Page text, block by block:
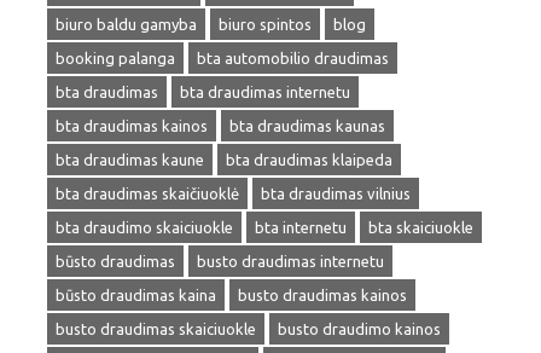
biuro baldu gamyba
biuro spintos
blog
booking palanga
bta automobilio draudimas
bta draudimas
bta draudimas internetu
bta draudimas kainos
bta draudimas kaunas
bta draudimas kaune
bta draudimas klaipeda
bta draudimas skaičiuoklė
bta draudimas vilnius
bta draudimo skaiciuokle
bta internetu
bta skaiciuokle
būsto draudimas
busto draudimas internetu
būsto draudimas kaina
busto draudimas kainos
busto draudimas skaiciuokle
busto draudimo kainos